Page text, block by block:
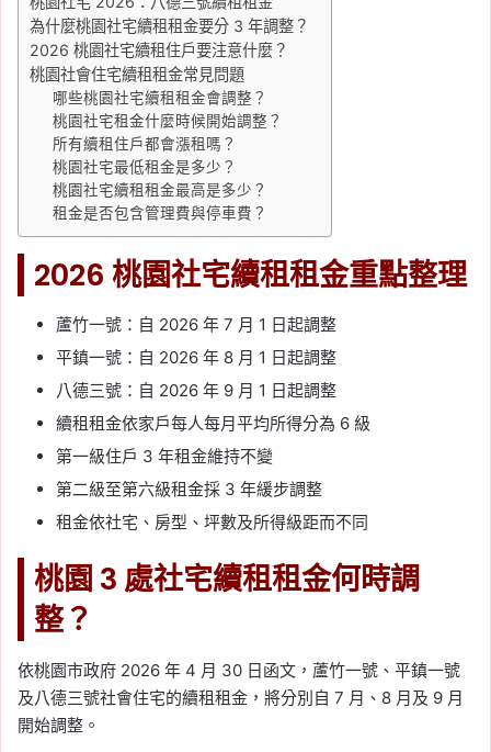
為什麼桃園社宅續租租金要分 3 年調整？
2026 桃園社宅續租住戶要注意什麼？
桃園社會住宅續租租金常見問題
哪些桃園社宅續租租金會調整？
桃園社宅租金什麼時候開始調整？
所有續租住戶都會漲租嗎？
桃園社宅最低租金是多少？
桃園社宅續租租金最高是多少？
租金是否包含管理費與停車費？
2026 桃園社宅續租租金重點整理
蘆竹一號：自 2026 年 7 月 1 日起調整
平鎮一號：自 2026 年 8 月 1 日起調整
八德三號：自 2026 年 9 月 1 日起調整
續租租金依家戶每人每月平均所得分為 6 級
第一級住戶 3 年租金維持不變
第二級至第六級租金採 3 年緩步調整
租金依社宅、房型、坪數及所得級距而不同
桃園 3 處社宅續租租金何時調
整？
依桃園市政府 2026 年 4 月 30 日函文，蘆竹一號、平鎮一號
及八德三號社會住宅的續租租金，將分別自 7 月、8 月及 9 月
開始調整。